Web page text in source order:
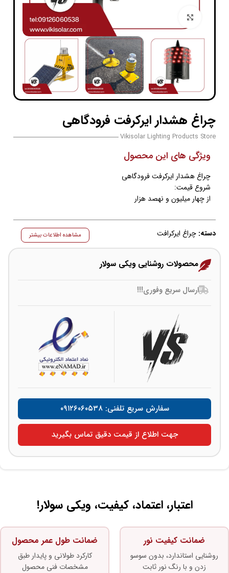
چراغ هشدار ایرکرفت فرودگاهی
Vikisolar Lighting Products Store
ویژگی های این محصول
چراغ هشدار ایرکرفت فرودگاهی
شروع قیمت:
از چهار میلیون و نهصد هزار
دسته: چراغ ایرکرافت مشاهده اطلاعات بیشتر
محصولات روشنایی ویکی سولار
ارسال سریع وفوری!!!
سفارش سریع تلفنی: ۰۹۱۲۶۰۶۰۵۳۸
جهت اطلاع از قیمت دقیق تماس بگیرید
اعتبار، اعتماد، کیفیت، ویکی سولار!
ضمانت کیفیت نور
روشنایی استاندارد، بدون سوسو
زدن و با رنگ نور ثابت
ضمانت طول عمر محصول
کارکرد طولانی و پایدار طبق
مشخصات فنی محصول